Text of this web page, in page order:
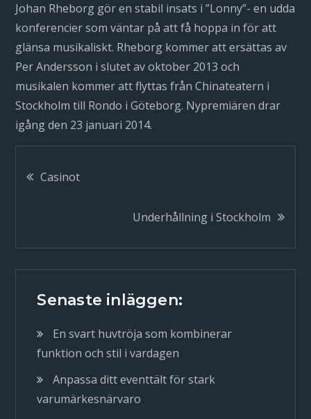
Johan Rheborg gör en stabil insats i ”Lonny”- en udda
konferencier som väntar på att få hoppa in för att
glänsa musikaliskt. Rheborg kommer att ersättas av
Per Andersson i slutet av oktober 2013 och
musikalen kommer att flyttas från Chinateatern i
Stockholm till Rondo i Göteborg. Nypremiären drar
igång den 23 januari 2014.
Inläggsnavigering
Casinot
Underhållning i Stockholm
Senaste inläggen:
En svart huvtröja som kombinerar
funktion och stil i vardagen
Anpassa ditt eventtält för stark
varumärkesnärvaro